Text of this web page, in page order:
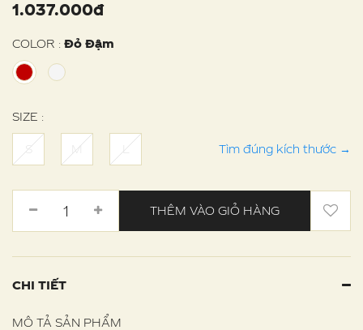
1.037.000đ
COLOR : Đỏ Đậm
SIZE :
S M L Tìm đúng kích thước →
THÊM VÀO GIỎ HÀNG
CHI TIẾT
MÔ TẢ SẢN PHẨM